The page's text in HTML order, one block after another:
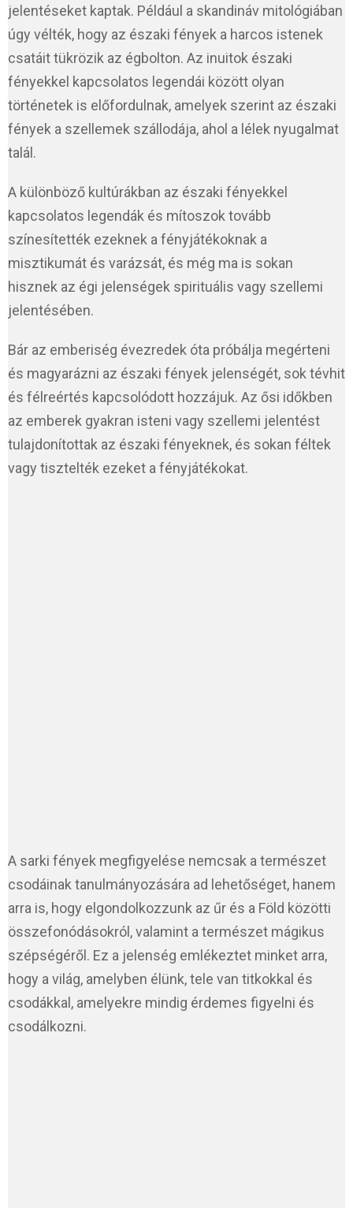
jelentéseket kaptak. Például a skandináv mitológiában
úgy vélték, hogy az északi fények a harcos istenek
csatáit tükrözik az égbolton. Az inuitok északi
fényekkel kapcsolatos legendái között olyan
történetek is előfordulnak, amelyek szerint az északi
fények a szellemek szállodája, ahol a lélek nyugalmat
talál.
A különböző kultúrákban az északi fényekkel
kapcsolatos legendák és mítoszok tovább
színesítették ezeknek a fényjátékoknak a
misztikumát és varázsát, és még ma is sokan
hisznek az égi jelenségek spirituális vagy szellemi
jelentésében.
Bár az emberiség évezredek óta próbálja megérteni
és magyarázni az északi fények jelenségét, sok tévhit
és félreértés kapcsolódott hozzájuk. Az ősi időkben
az emberek gyakran isteni vagy szellemi jelentést
tulajdonítottak az északi fényeknek, és sokan féltek
vagy tisztelték ezeket a fényjátékokat.
A sarki fények megfigyelése nemcsak a természet
csodáinak tanulmányozására ad lehetőséget, hanem
arra is, hogy elgondolkozzunk az űr és a Föld közötti
összefonódásokról, valamint a természet mágikus
szépségéről. Ez a jelenség emlékeztet minket arra,
hogy a világ, amelyben élünk, tele van titkokkal és
csodákkal, amelyekre mindig érdemes figyelni és
csodálkozni.